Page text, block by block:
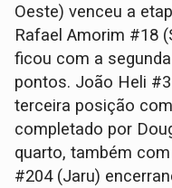
Oeste) venceu a
Rafael Amorim #18
ficou com a
pontos. João Heli
terceira posição
completado por
quarto, também
#204 (Jaru)